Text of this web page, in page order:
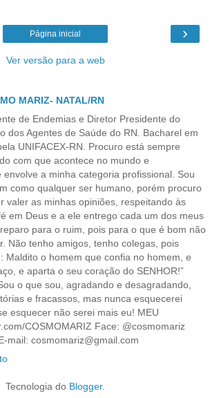
›
Página inicial
Ver versão para a web
MARIZ- NATAL/RN
de Endemias e Diretor Presidente do
dos Agentes de Saúde do RN. Bacharel em
UNIFACEX-RN. Procuro está sempre
com que acontece no mundo e
envolve a minha categoria profissional. Sou
como qualquer ser humano, porém procuro
valer as minhas opiniões, respeitando às
em Deus e a ele entrego cada um dos meus
para o ruim, pois para o que é bom não
Não tenho amigos, tenho colegas, pois
Maldito o homem que confia no homem, e
e aparta o seu coração do SENHOR!”
o que sou, agradando e desagradando,
e fracassos, mas nunca esquecerei
esquecer não serei mais eu! MEU
COSMOMARIZ Face: @cosmomariz
mail: cosmomariz@gmail.com
Tecnologia do Blogger.